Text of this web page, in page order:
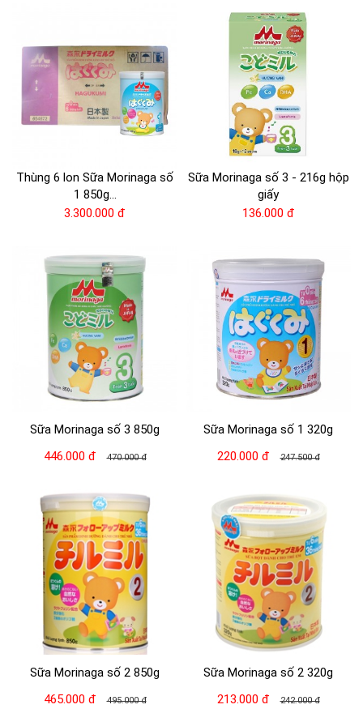
mọi trách nhiệm liên quan, dưới bất kì hình thức nào về quyết định tìm
hiểu thông tin và quyết định chọn sản phẩm của bạn.
Thùng 6 lon Sữa Morinaga số
1 850g...
3.300.000 đ
Sữa Morinaga số 3 - 216g hộp
giấy
136.000 đ
Sữa Morinaga số 3 850g
446.000 đ
470.000 đ
Sữa Morinaga số 1 320g
220.000 đ
247.500 đ
Sữa Morinaga số 2 850g
465.000 đ
495.000 đ
Sữa Morinaga số 2 320g
213.000 đ
242.000 đ